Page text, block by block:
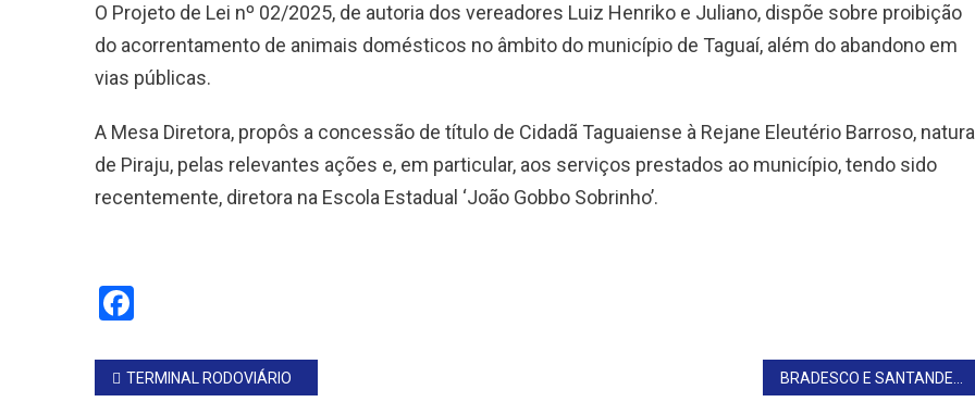
O Projeto de Lei nº 02/2025, de autoria dos vereadores Luiz Henriko e Juliano, dispõe sobre proibição
do acorrentamento de animais domésticos no âmbito do município de Taguaí, além do abandono em
vias públicas.
A Mesa Diretora, propôs a concessão de título de Cidadã Taguaiense à Rejane Eleutério Barroso,
de Piraju, pelas relevantes ações e, em particular, aos serviços prestados ao município, tendo sido
recentemente, diretora na Escola Estadual ‘João Gobbo Sobrinho’.
Navegação
TERMINAL RODOVIÁRIO